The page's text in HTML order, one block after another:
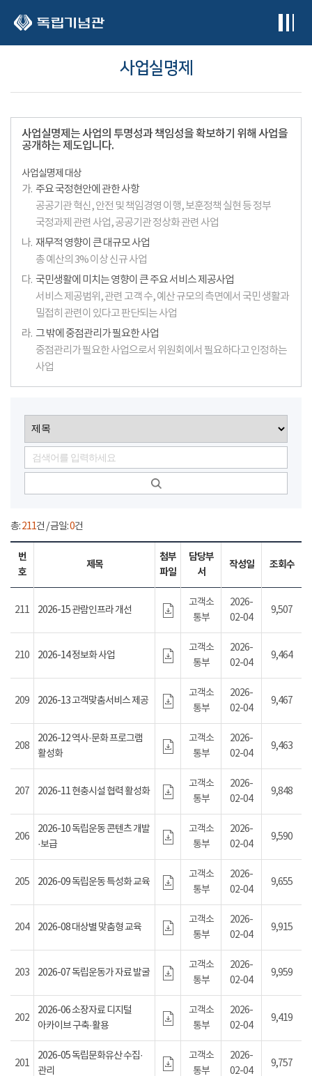
사업실명제
사업실명제는 사업의 투명성과 책임성을 확보하기 위해 사업을
공개하는 제도입니다.
사업실명제 대상
가. 주요 국정현안에 관한 사항
공공기관 혁신, 안전 및 책임경영 이행, 보훈정책 실현 등 정부
국정과제 관련 사업, 공공기관 정상화 관련 사업
나. 재무적 영향이 큰 대규모 사업
총 예산의 3% 이상 신규 사업
다. 국민생활에 미치는 영향이 큰 주요 서비스 제공사업
서비스 제공범위, 관련 고객 수, 예산 규모의 측면에서 국민 생활과
밀접히 관련이 있다고 판단되는 사업
라. 그 밖에 중점관리가 필요한 사업
중점관리가 필요한 사업으로서 위원회에서 필요하다고 인정하는
사업
총:211건 / 금일:0건
번
호
제목
첨부
파일
담당부
서
작성일 조회수
211 2026-15 관람인프라 개선
고객소
통부
2026-
02-04
9,507
210 2026-14 정보화 사업
고객소
통부
2026-
02-04
9,464
209 2026-13 고객맞춤서비스 제공
고객소
통부
2026-
02-04
9,467
208
2026-12 역사·문화 프로그램
활성화
고객소
통부
2026-
02-04
9,463
207 2026-11 현충시설 협력 활성화
고객소
통부
2026-
02-04
9,848
206
2026-10 독립운동 콘텐츠 개발
·보급
고객소
통부
2026-
02-04
9,590
205 2026-09 독립운동 특성화 교육
고객소
통부
2026-
02-04
9,655
204 2026-08 대상별 맞춤형 교육
고객소
통부
2026-
02-04
9,915
203 2026-07 독립운동가 자료 발굴
고객소
통부
2026-
02-04
9,959
202
2026-06 소장자료 디지털
아카이브 구축·활용
고객소
통부
2026-
02-04
9,419
201
2026-05 독립문화유산 수집·
관리
고객소
통부
2026-
02-04
9,757